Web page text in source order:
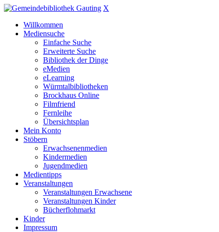
X
Willkommen
Mediensuche
Einfache Suche
Erweiterte Suche
Bibliothek der Dinge
eMedien
eLearning
Würmtalbibliotheken
Brockhaus Online
Filmfriend
Fernleihe
Übersichtsplan
Mein Konto
Stöbern
Erwachsenenmedien
Kindermedien
Jugendmedien
Medientipps
Veranstaltungen
Veranstaltungen Erwachsene
Veranstaltungen Kinder
Bücherflohmarkt
Kinder
Impressum